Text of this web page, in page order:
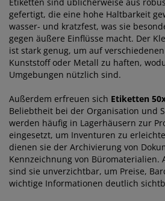
gefertigt, die eine hohe Haltbarkeit
wasser- und kratzfest, was sie
gegen äußere Einflüsse macht. Der
ist stark genug, um auf
Kunststoff oder Metall zu haften,
Umgebungen nützlich sind.
Außerdem erfreuen sich Etiketten
Beliebtheit bei der Organisation und
werden häufig in Lagerhäusern zur
eingesetzt, um Inventuren zu
dienen sie der Archivierung von
Kennzeichnung von Büromaterialien.
sind sie unverzichtbar, um Preise,
wichtige Informationen deutlich